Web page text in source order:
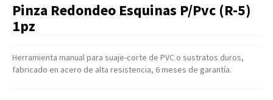
Pinza Redondeo Esquinas P/Pvc (R-5)
1pz
Herramienta manual para suaje-corte de PVC o sustratos duros,
fabricado en acero de alta resistencia, 6 meses de garantía.